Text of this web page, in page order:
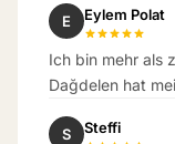
Erwartungen
E Eylem Polat
Ich bin mehr als
Dağdelen hat
S Steffi